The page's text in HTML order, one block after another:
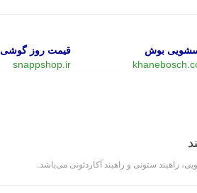
بوش
قیمت روز گوشی
snappshop.ir
راهبند ستونی و راهبند آکاردئونی می‌باشد.